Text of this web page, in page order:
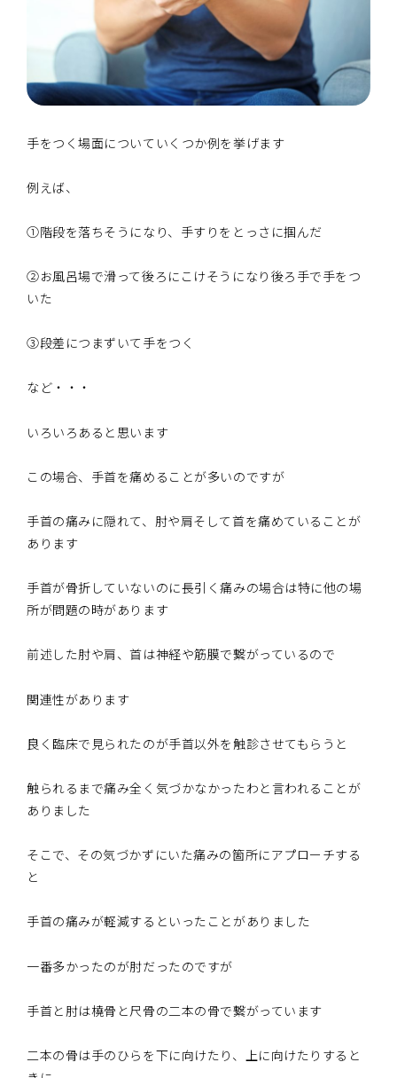
手をつく場面についていくつか例を挙げます
例えば、
①階段を落ちそうになり、手すりをとっさに掴んだ
②お風呂場で滑って後ろにこけそうになり後ろ手で手をつ
いた
③段差につまずいて手をつく
など・・・
いろいろあると思います
この場合、手首を痛めることが多いのですが
手首の痛みに隠れて、肘や肩そして首を痛めていることが
あります
手首が骨折していないのに長引く痛みの場合は特に他の場
所が問題の時があります
前述した肘や肩、首は神経や筋膜で繋がっているので
関連性があります
良く臨床で見られたのが手首以外を触診させてもらうと
触られるまで痛み全く気づかなかったわと言われることが
ありました
そこで、その気づかずにいた痛みの箇所にアプローチする
と
手首の痛みが軽減するといったことがありました
一番多かったのが肘だったのですが
手首と肘は橈骨と尺骨の二本の骨で繋がっています
二本の骨は手のひらを下に向けたり、上に向けたりすると